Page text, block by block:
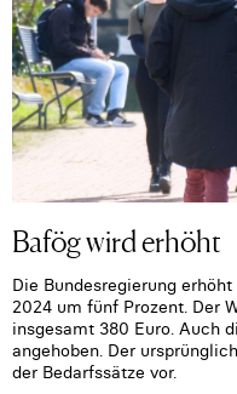
Bafög wird erhöht
Die Bundesregierung
2024 um fünf Prozent. Der
insgesamt 380 Euro. Auch
angehoben. Der
der Bedarfssätze vor.